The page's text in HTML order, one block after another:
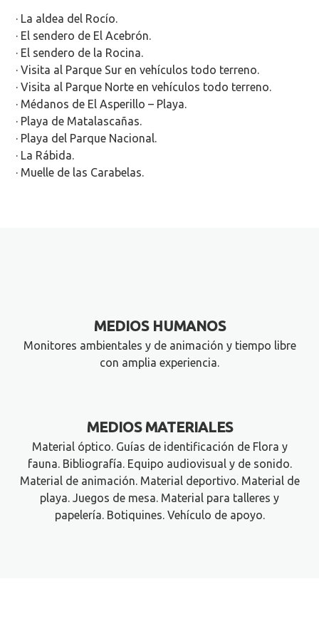
· La aldea del Rocío.
· El sendero de El Acebrón.
· El sendero de la Rocina.
· Visita al Parque Sur en vehículos todo terreno.
· Visita al Parque Norte en vehículos todo terreno.
· Médanos de El Asperillo – Playa.
· Playa de Matalascañas.
· Playa del Parque Nacional.
· La Rábida.
· Muelle de las Carabelas.
MEDIOS HUMANOS
Monitores ambientales y de animación y tiempo libre
con amplia experiencia.
MEDIOS MATERIALES
Material óptico. Guías de identificación de Flora y
fauna. Bibliografía. Equipo audiovisual y de sonido.
Material de animación. Material deportivo. Material de
playa. Juegos de mesa. Material para talleres y
papelería. Botiquines. Vehículo de apoyo.